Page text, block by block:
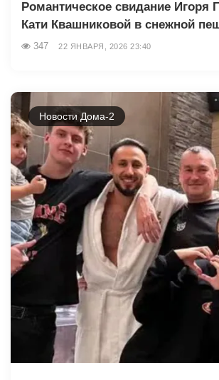
Романтическое свидание Игоря
Кати Квашниковой в снежной
347 22 ЯНВАРЯ, 2026 23:40
Новости Дома-2